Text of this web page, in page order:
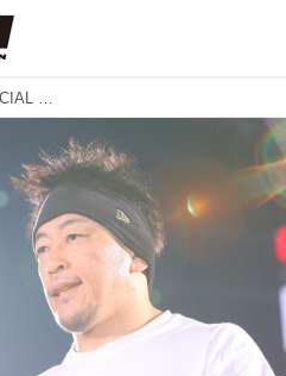
川尻達也がRIZIN OFFICIAL SHOPの1日店長として登場！